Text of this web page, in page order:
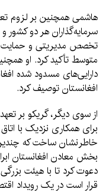
هاشمی همچنین بر لزوم
سرمایه‌گذاران هر دو کشور
تخصص مدیریتی و
متوسط ​​تأکید کرد. او
دارایی‌های مسدود شده
افغانستان توصیف کرد.
از سوی دیگر، گریکو بر
برای همکاری نزدیک با
خاطرنشان ساخت که
بخش معادن افغانستان
دعوت کرد تا با هیئت بزرگی
قرار است در یک رویداد